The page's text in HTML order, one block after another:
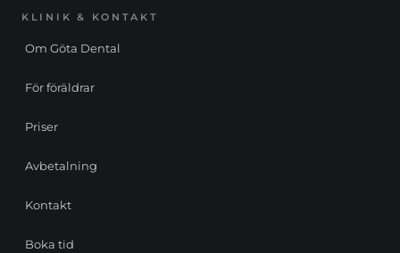
KLINIK & KONTAKT
Om Göta Dental
För föräldrar
Priser
Avbetalning
Kontakt
Boka tid